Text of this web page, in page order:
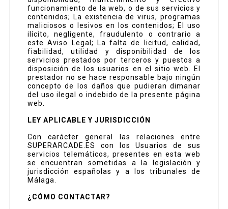
funcionamiento de la web, o de sus servicios y
contenidos; La existencia de virus, programas
maliciosos o lesivos en los contenidos; El uso
ilícito, negligente, fraudulento o contrario a
este Aviso Legal; La falta de licitud, calidad,
fiabilidad, utilidad y disponibilidad de los
servicios prestados por terceros y puestos a
disposición de los usuarios en el sitio web. El
prestador no se hace responsable bajo ningún
concepto de los daños que pudieran dimanar
del uso ilegal o indebido de la presente página
web.
LEY APLICABLE Y JURISDICCIÓN
Con carácter general las relaciones entre
SUPERARCADE.ES con los Usuarios de sus
servicios telemáticos, presentes en esta web
se encuentran sometidas a la legislación y
jurisdicción españolas y a los tribunales de
Málaga.
¿CÓMO CONTACTAR?